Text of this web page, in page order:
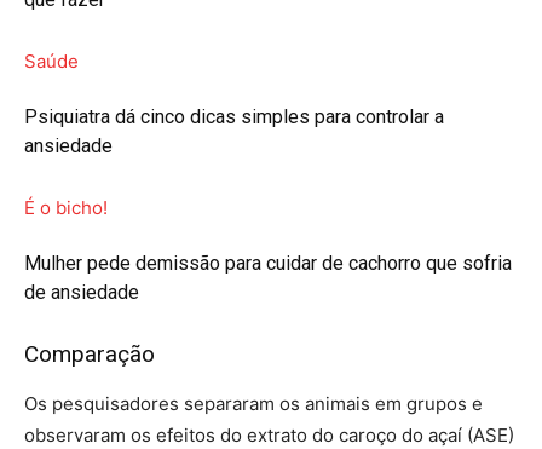
Saúde
Psiquiatra dá cinco dicas simples para controlar a
ansiedade
É o bicho!
Mulher pede demissão para cuidar de cachorro que sofria
de ansiedade
Comparação
Os pesquisadores separaram os animais em grupos e
observaram os efeitos do extrato do caroço do açaí (ASE)